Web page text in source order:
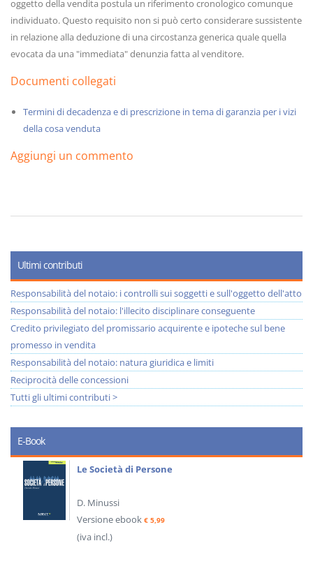
oggetto della vendita postula un riferimento cronologico comunque
individuato. Questo requisito non si può certo considerare sussistente
in relazione alla deduzione di una circostanza generica quale quella
evocata da una "immediata" denunzia fatta al venditore.
Documenti collegati
Termini di decadenza e di prescrizione in tema di garanzia per i vizi
della cosa venduta
Aggiungi un commento
Ultimi contributi
Responsabilità del notaio: i controlli sui soggetti e sull'oggetto dell'atto
Responsabilità del notaio: l'illecito disciplinare conseguente
Credito privilegiato del promissario acquirente e ipoteche sul bene
promesso in vendita
Responsabilità del notaio: natura giuridica e limiti
Reciprocità delle concessioni
Tutti gli ultimi contributi >
E-Book
Le Società di Persone
D. Minussi
Versione ebook € 5,99
(iva incl.)